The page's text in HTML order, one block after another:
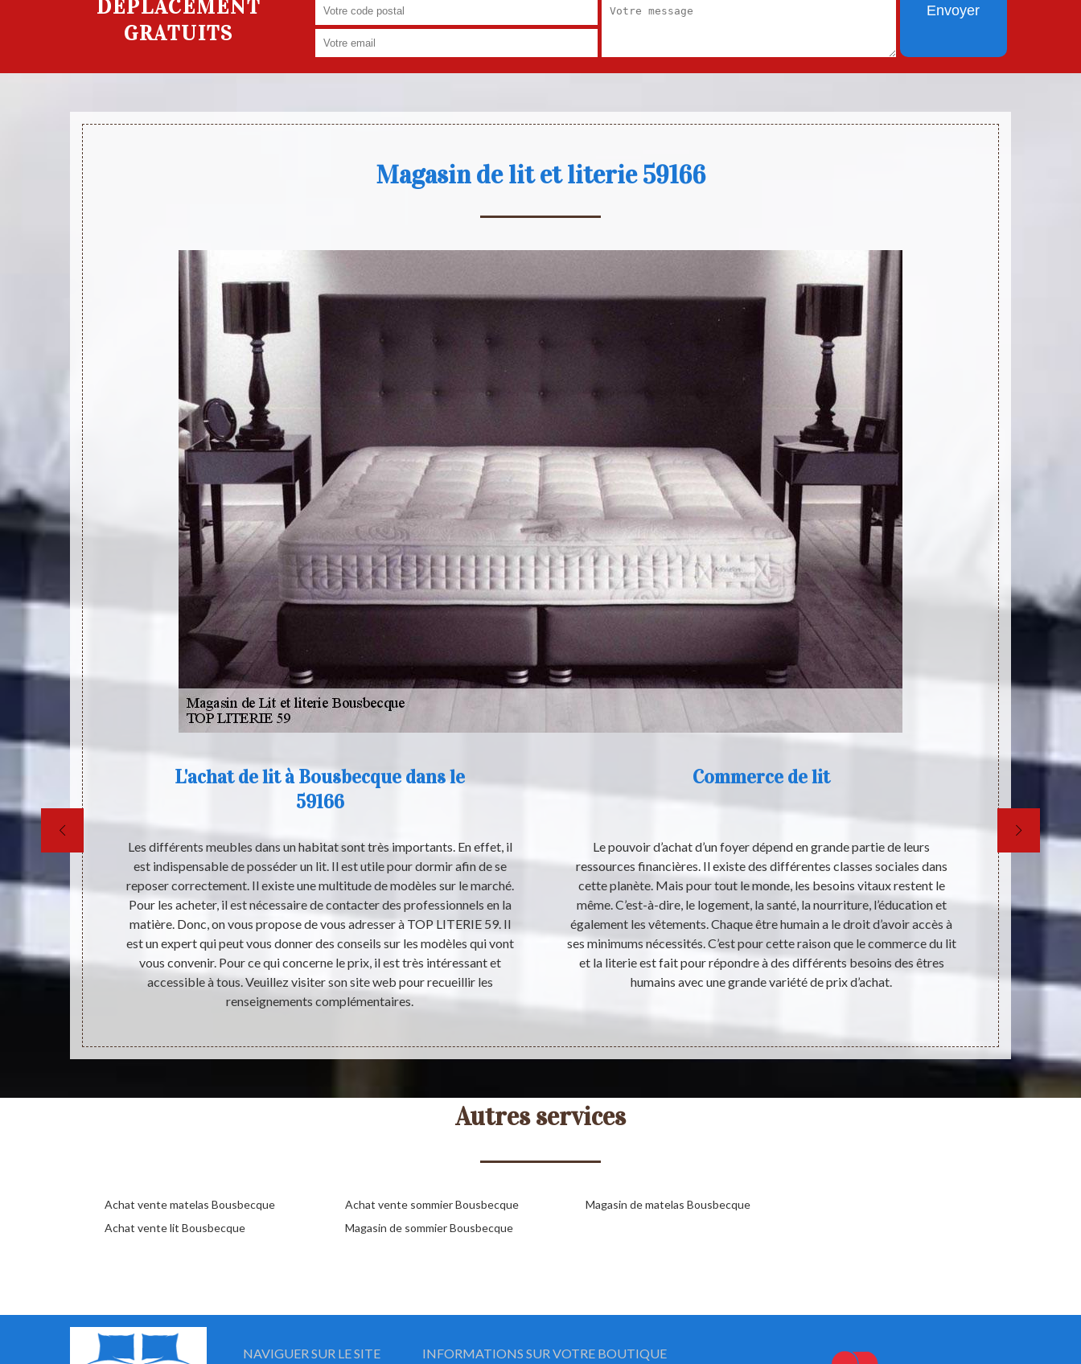
DÉPLACEMENT
GRATUITS
Magasin de lit et literie 59166
si la
et
L'achat de lit à Bousbecque dans le
59166
Les différents meubles dans un habitat sont très importants. En effet, il
est indispensable de posséder un lit. Il est utile pour dormir afin de se
reposer correctement. Il existe une multitude de modèles sur le marché.
Pour les acheter, il est nécessaire de contacter des professionnels en la
matière. Donc, on vous propose de vous adresser à TOP LITERIE 59. Il
est un expert qui peut vous donner des conseils sur les modèles qui vont
vous convenir. Pour ce qui concerne le prix, il est très intéressant et
accessible à tous. Veuillez visiter son site web pour recueillir les
renseignements complémentaires.
Commerce de lit
Le pouvoir d’achat d’un foyer dépend en grande partie de leurs
ressources financières. Il existe des différentes classes sociales dans
cette planète. Mais pour tout le monde, les besoins vitaux restent le
même. C’est-à-dire, le logement, la santé, la nourriture, l’éducation et
également les vêtements. Chaque être humain a le droit d’avoir accès à
ses minimums nécessités. C’est pour cette raison que le commerce du lit
et la literie est fait pour répondre à des différents besoins des êtres
humains avec une grande variété de prix d’achat.
L’idéologie
rôle
Autres services
Achat vente matelas Bousbecque
Achat vente lit Bousbecque
Achat vente sommier Bousbecque
Magasin de sommier Bousbecque
Magasin de matelas Bousbecque
NAVIGUER SUR LE SITE INFORMATIONS SUR VOTRE BOUTIQUE